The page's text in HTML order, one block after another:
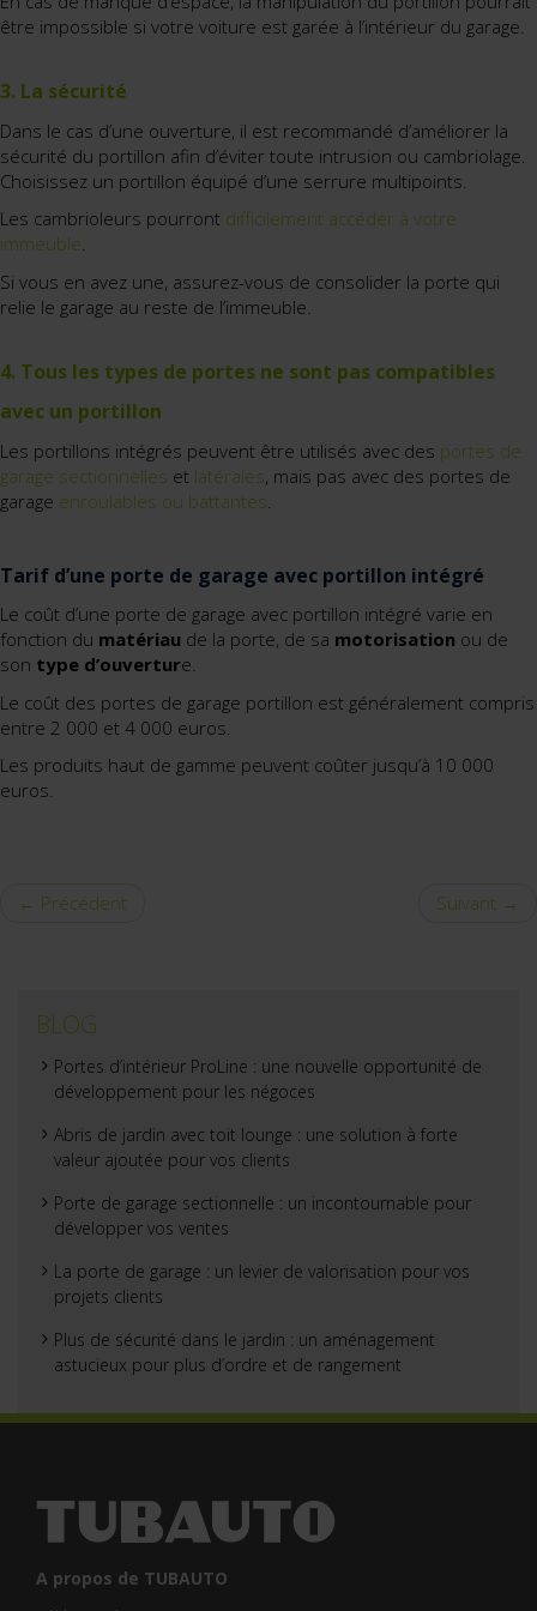
être impossible si votre voiture est garée à l’intérieur du garage.
3. La sécurité
Dans le cas d’une ouverture, il est recommandé d’améliorer la
sécurité du portillon afin d’éviter toute intrusion ou cambriolage.
Choisissez un portillon équipé d’une serrure multipoints.
Les cambrioleurs pourront difficilement accéder à votre
immeuble.
Si vous en avez une, assurez-vous de consolider la porte qui
relie le garage au reste de l’immeuble.
4. Tous les types de portes ne sont pas compatibles
avec un portillon
Les portillons intégrés peuvent être utilisés avec des portes de
garage sectionnelles et latérales , mais pas avec des portes de
garage enroulables ou battantes
Tarif d’une porte de garage avec portillon intégré
Le coût d’une porte de garage avec portillon intégré varie en
fonction du matériau de la porte, de sa motorisation ou de
son type d’ouverture.
Le coût des portes de garage portillon est généralement compris
entre 2 000 et 4 000 euros.
Les produits haut de gamme peuvent coûter jusqu’à 10 000
euros.
← Précédent Suivant →
BLOG
Portes d’intérieur ProLine : une nouvelle opportunité de
développement pour les négoces
Abris de jardin avec toit lounge : une solution à forte
valeur ajoutée pour vos clients
Porte de garage sectionnelle : un incontournable pour
développer vos ventes
La porte de garage : un levier de valorisation pour vos
projets clients
Plus de sécurité dans le jardin : un aménagement
astucieux pour plus d’ordre et de rangement
A propos de TUBAUTO